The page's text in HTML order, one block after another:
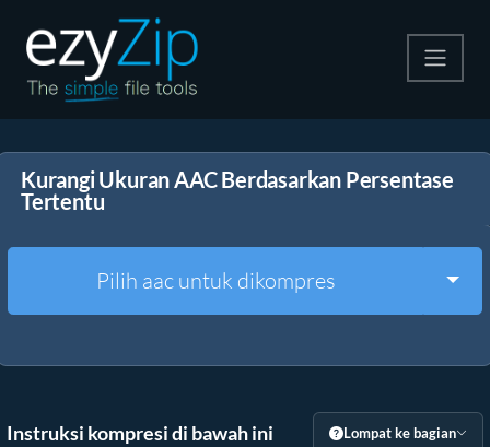
Ekstrak
Alat Lainnya
Kurangi Ukuran AAC Berdasarkan Persentase
Tertentu
Pilih aac untuk dikompres
Instruksi kompresi di bawah ini Lompat ke bagian